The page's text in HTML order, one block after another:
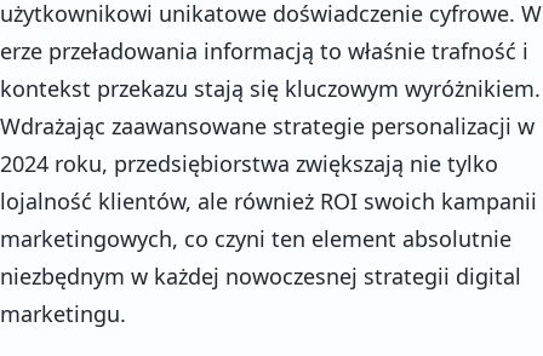
użytkownikowi unikatowe doświadczenie cyfrowe. W
erze przeładowania informacją to właśnie trafność i
kontekst przekazu stają się kluczowym wyróżnikiem.
Wdrażając zaawansowane strategie personalizacji w
2024 roku, przedsiębiorstwa zwiększają nie tylko
lojalność klientów, ale również ROI swoich kampanii
marketingowych, co czyni ten element absolutnie
niezbędnym w każdej nowoczesnej strategii digital
marketingu.